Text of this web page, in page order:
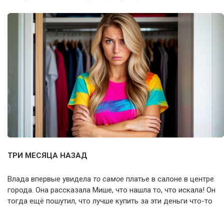
ТРИ МЕСЯЦА НАЗАД
Влада впервые увидела то самое платье в салоне в центре
города. Она рассказала Мише, что нашла то, что искала! Он
тогда ещё пошутил, что лучше купить за эти деньги что-то